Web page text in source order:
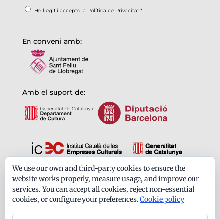
He llegit i accepto la Política de Privacitat*
En conveni amb:
Amb el suport de:
Formem part de:
We use our own and third-party cookies to ensure the
website works properly, measure usage, and improve our
services. You can accept all cookies, reject non-essential
cookies, or configure your preferences. Cookie policy